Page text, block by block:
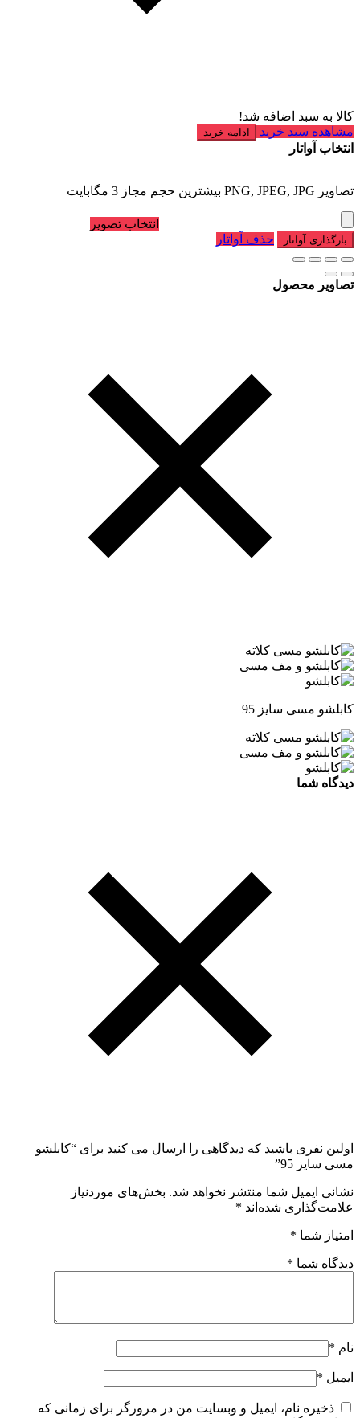
کالا به سبد اضافه شد!
مشاهده سبد خرید
ادامه خرید
انتخاب آواتار
تصاویر PNG, JPEG, JPG بیشترین حجم مجاز 3 مگابایت
انتخاب تصویر
بارگذاری آواتار حذف آواتار
تصاویر محصول
کابلشو مسی سایز 95
دیدگاه شما
اولین نفری باشید که دیدگاهی را ارسال می کنید برای “کابلشو
مسی سایز 95”
نشانی ایمیل شما منتشر نخواهد شد. بخش‌های موردنیاز
علامت‌گذاری شده‌اند *
امتیاز شما *
دیدگاه شما *
نام *
ایمیل *
ذخیره نام، ایمیل و وبسایت من در مرورگر برای زمانی که